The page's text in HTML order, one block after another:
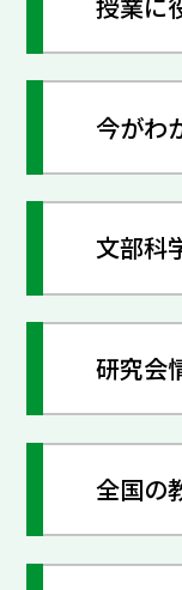
今がわ
文部科
研究会
全国の